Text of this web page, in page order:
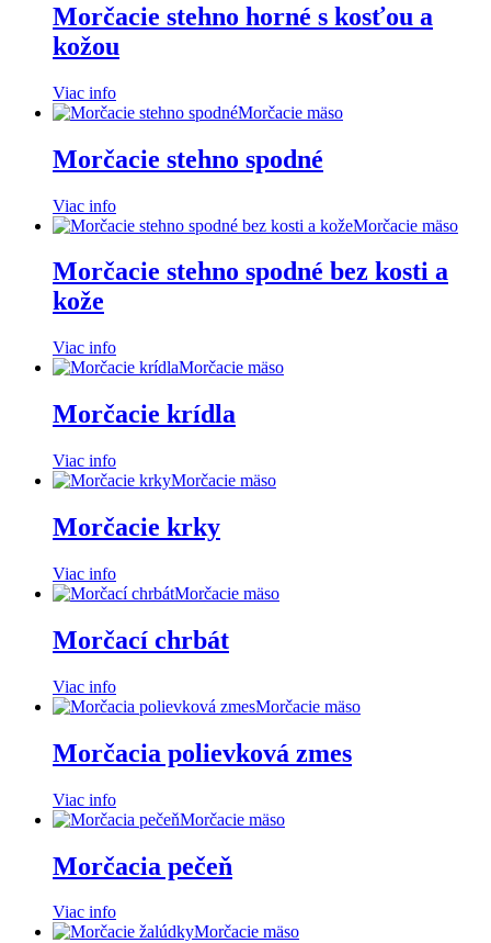
Morčacie stehno horné s kosťou a
kožou
Viac info
Morčacie mäso
Morčacie stehno spodné
Viac info
Morčacie mäso
Morčacie stehno spodné bez kosti a
kože
Viac info
Morčacie mäso
Morčacie krídla
Viac info
Morčacie mäso
Morčacie krky
Viac info
Morčacie mäso
Morčací chrbát
Viac info
Morčacie mäso
Morčacia polievková zmes
Viac info
Morčacie mäso
Morčacia pečeň
Viac info
Morčacie mäso